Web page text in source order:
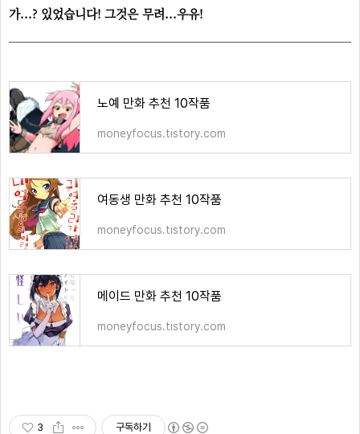
가...? 있었습니다! 그것은 무려...우유!
노예 만화 추천 10작품
moneyfocus.tistory.com
여동생 만화 추천 10작품
moneyfocus.tistory.com
메이드 만화 추천 10작품
moneyfocus.tistory.com
3 구독하기